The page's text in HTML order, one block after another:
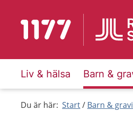
Till startsidan för 1177
Liv & hälsa Barn &
Du är här: Start Barn &